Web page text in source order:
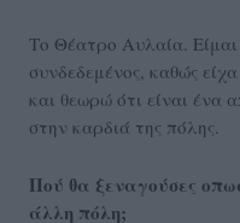
Το Θέατρο Αυλαία. Είμαι
συνδεδεμένος, καθώς
και θεωρώ ότι είναι
στην καρδιά της πόλης.
Πού θα ξεναγούσες
άλλη πόλη;